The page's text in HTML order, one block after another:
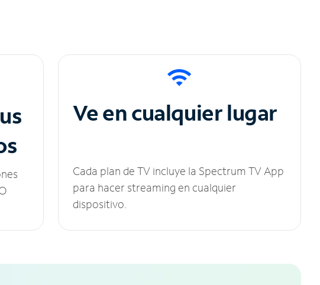
Ve en cualquier lugar
Cada plan de TV incluye la Spectrum TV App
para hacer streaming en cualquier
dispositivo.